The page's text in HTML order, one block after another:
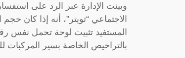
وبينت الإدارة عبر الرد على
الاجتماعي “تويتر”، أنه إذا كان
المستفيد تثبيت لوحة تحمل نفس
بالتراخيص الخاصة بسير المركبات